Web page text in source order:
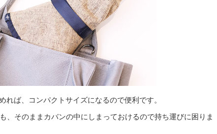
れば、コンパクトサイズになるので便利です。
、そのままカバンの中にしまっておけるので持ち運びに困りま